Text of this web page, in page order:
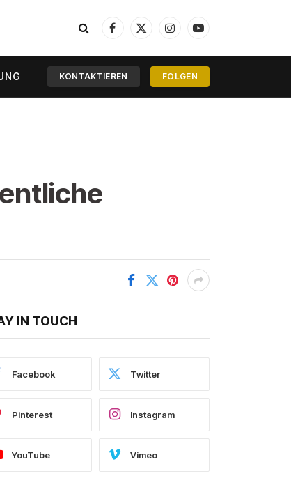
Facebook
X
InstagramYouTube
KONTAKTIEREN FOLGEN
IN TOUCH
Facebook Twitter
Pinterest Instagram
YouTube Vimeo